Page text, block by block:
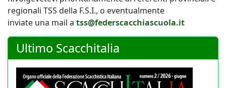
regionali TSS della F.S.I., o eventualmente
inviate una mail a tss@federscacchiascuola.it
Ultimo Scacchitalia